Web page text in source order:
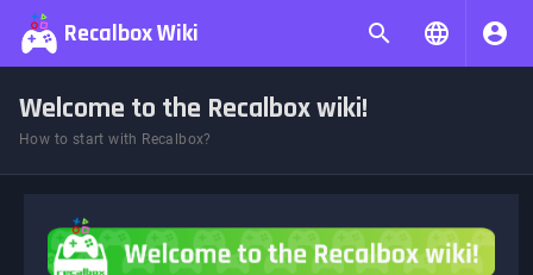
Recalbox Wiki
Welcome to the Recalbox wiki!
How to start with Recalbox?